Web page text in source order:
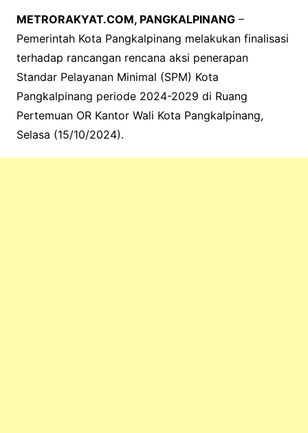
METRORAKYAT.COM, PANGKALPINANG–
Pemerintah Kota Pangkalpinang melakukan finalisasi
terhadap rancangan rencana aksi penerapan
Standar Pelayanan Minimal (SPM) Kota
Pangkalpinang periode 2024-2029 di Ruang
Pertemuan OR Kantor Wali Kota Pangkalpinang,
Selasa (15/10/2024).